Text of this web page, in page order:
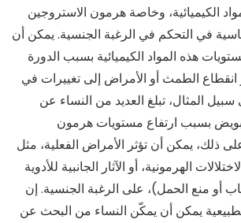
الكيميائية، وخاصة هرمون الاستروجين
في التحكم في الرغبة الجنسية. يمكن أن
هذه المواد الكيميائية بسبب الدورة
انقطاع الطمث أو الأمراض إلى تغييرات في
المثال، تبلغ العديد من النساء عن
بسبب ارتفاع مستويات هرمون
ذلك، يمكن أن تؤثر الأمراض الفعلية، مثل
الهرمونية، أو الآثار الجانبية للأدوية
أو منع الحمل)، على الرغبة الجنسية. إن
يمكن أن يمكّن النساء من البحث عن